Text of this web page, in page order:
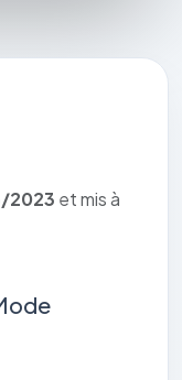
2023 et mis à